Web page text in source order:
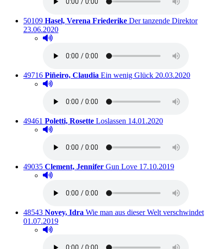
Titelnummer:
50109 von
Hasel, Verena Friederike: Der tanzende Direktor
23.06.2020
Hörprobe abspielen
Hörprobe von Der tanzende Direktor
Titelnummer:
49716 von
Piñeiro, Claudia Ein wenig Glück Ausleihbar seit dem
20.03.2020
Hörprobe abspielen
Hörprobe von Ein wenig Glück
Titelnummer:
49461 von
Poletti, Rosette: Loslassen Ausleihbar seit dem
14.01.2020
Hörprobe abspielen
Hörprobe von Loslassen
Titelnummer:
49035 von
Clement, Jennifer: Gun Love Ausleihbar seit dem
17.10.2019
Hörprobe abspielen
Hörprobe von Gun Love
Titelnummer:
48543 von
Novey, Idra Wie man aus dieser Welt verschwindet
01.07.2019
Hörprobe abspielen
Hörprobe von Wie man aus dieser Welt verschwindet